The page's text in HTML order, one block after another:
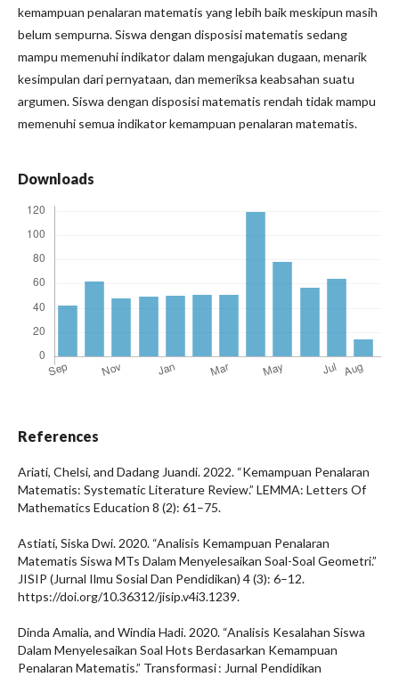
kemampuan penalaran matematis yang lebih baik meskipun masih
belum sempurna. Siswa dengan disposisi matematis sedang
mampu memenuhi indikator dalam mengajukan dugaan, menarik
kesimpulan dari pernyataan, dan memeriksa keabsahan suatu
argumen. Siswa dengan disposisi matematis rendah tidak mampu
memenuhi semua indikator kemampuan penalaran matematis.
Downloads
References
Ariati, Chelsi, and Dadang Juandi. 2022. “Kemampuan Penalaran
Matematis: Systematic Literature Review.” LEMMA: Letters Of
Mathematics Education 8 (2): 61–75.
Astiati, Siska Dwi. 2020. “Analisis Kemampuan Penalaran
Matematis Siswa MTs Dalam Menyelesaikan Soal-Soal Geometri.”
JISIP (Jurnal Ilmu Sosial Dan Pendidikan) 4 (3): 6–12.
https://doi.org/10.36312/jisip.v4i3.1239.
Dinda Amalia, and Windia Hadi. 2020. “Analisis Kesalahan Siswa
Dalam Menyelesaikan Soal Hots Berdasarkan Kemampuan
Penalaran Matematis.” Transformasi : Jurnal Pendidikan